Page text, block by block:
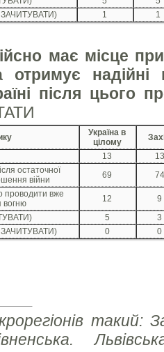
1 1
має місце
отримує надійні
після цього
Україна в
цілому
13
13
остаточної
війни
69
74
проводити вже
вогню
12
9
5
3
0 0
такий: